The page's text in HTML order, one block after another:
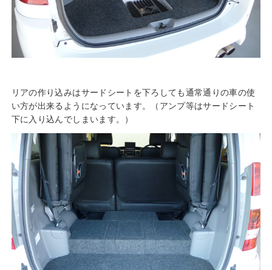
リアの作り込みはサードシートを下ろしても通常通りの車の使
い方が出来るようになっています。（アンプ等はサードシート
下に入り込んでしまいます。）